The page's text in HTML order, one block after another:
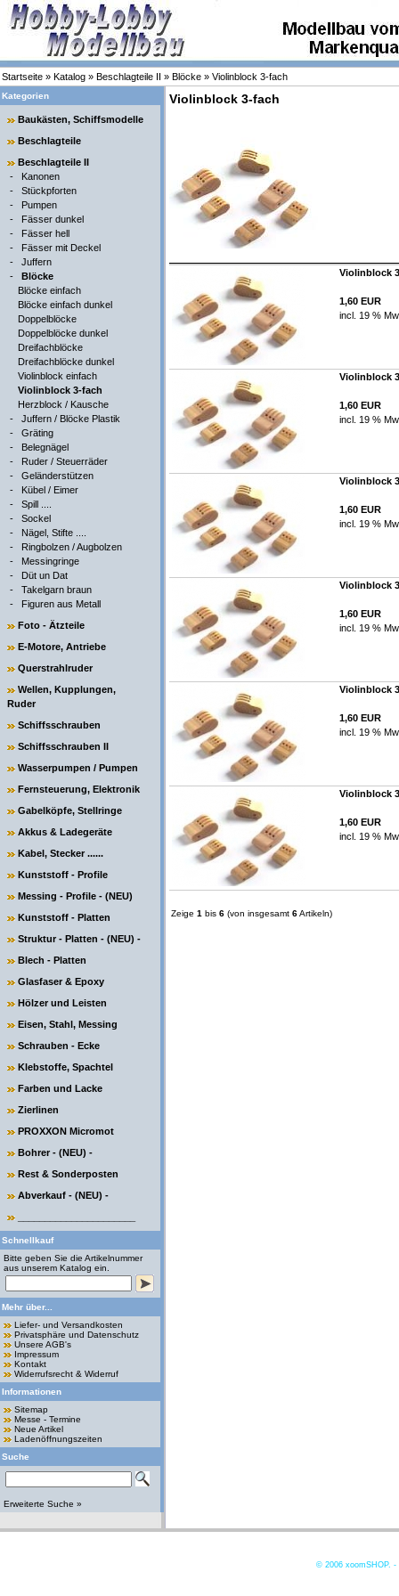
Startseite » Katalog » Beschlagteile II » Blöcke » Violinblock 3-fach
Kategorien
Baukästen, Schiffsmodelle
Beschlagteile
Beschlagteile II
- Kanonen
- Stückpforten
- Pumpen
- Fässer dunkel
- Fässer hell
- Fässer mit Deckel
- Juffern
- Blöcke
Blöcke einfach
Blöcke einfach dunkel
Doppelblöcke
Doppelblöcke dunkel
Dreifachblöcke
Dreifachblöcke dunkel
Violinblock einfach
Violinblock 3-fach
Herzblock / Kausche
- Juffern / Blöcke Plastik
- Gräting
- Belegnägel
- Ruder / Steuerräder
- Geländerstützen
- Kübel / Eimer
- Spill ....
- Sockel
- Nägel, Stifte ....
- Ringbolzen / Augbolzen
- Messingringe
- Düt un Dat
- Takelgarn braun
- Figuren aus Metall
Foto - Ätzteile
E-Motore, Antriebe
Querstrahlruder
Wellen, Kupplungen,
Ruder
Schiffsschrauben
Schiffsschrauben II
Wasserpumpen / Pumpen
Fernsteuerung, Elektronik
Gabelköpfe, Stellringe
Akkus & Ladegeräte
Kabel, Stecker ......
Kunststoff - Profile
Messing - Profile - (NEU)
Kunststoff - Platten
Struktur - Platten - (NEU) -
Blech - Platten
Glasfaser & Epoxy
Hölzer und Leisten
Eisen, Stahl, Messing
Schrauben - Ecke
Klebstoffe, Spachtel
Farben und Lacke
Zierlinen
PROXXON Micromot
Bohrer - (NEU) -
Rest & Sonderposten
Abverkauf - (NEU) -
Schnellkauf
Bitte geben Sie die Artikelnummer
aus unserem Katalog ein.
Mehr über...
Liefer- und Versandkosten
Privatsphäre und Datenschutz
Unsere AGB's
Impressum
Kontakt
Widerrufsrecht & Widerruf
Informationen
Sitemap
Messe - Termine
Neue Artikel
Ladenöffnungszeiten
Suche
Erweiterte Suche »
Violinblock 3-fach
Violinblock
1,60 EUR
incl. 19 %
Violinblock
1,60 EUR
incl. 19 %
Violinblock
1,60 EUR
incl. 19 %
Violinblock
1,60 EUR
incl. 19 %
Violinblock
1,60 EUR
incl. 19 %
Violinblock
1,60 EUR
incl. 19 %
Zeige 1 bis 6 (von insgesamt 6Artikeln)
© 2006 xoomSHOP. -